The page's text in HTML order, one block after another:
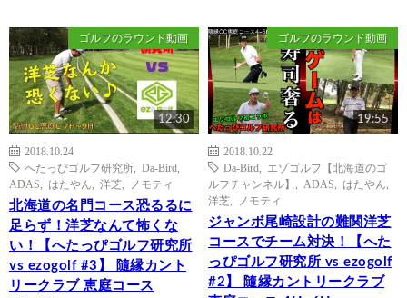
ゴルフのラウンド動画
12:30
2018.10.24
へたっぴゴルフ研究所
Da-Bird
ADAS
はたやん 洋芝 ノモティ
北海道の名門コース恐るるに
足らず！洋芝なんて怖くな
い！【へたっぴゴルフ研究所
vs ezogolf #3】 隨縁カント
リークラブ 恵庭コース
ゴルフのラウンド動画
19:55
2018.10.22
Da-Bird
エゾゴルフ【北海道のゴ
ルフチャンネル】
ADAS はたやん
洋芝
ノモティ
ジャンボ尾崎設計の難関洋芝
コースでチーム対決！【へた
っぴゴルフ研究所 vs ezogolf
#2】 隨縁カントリークラブ